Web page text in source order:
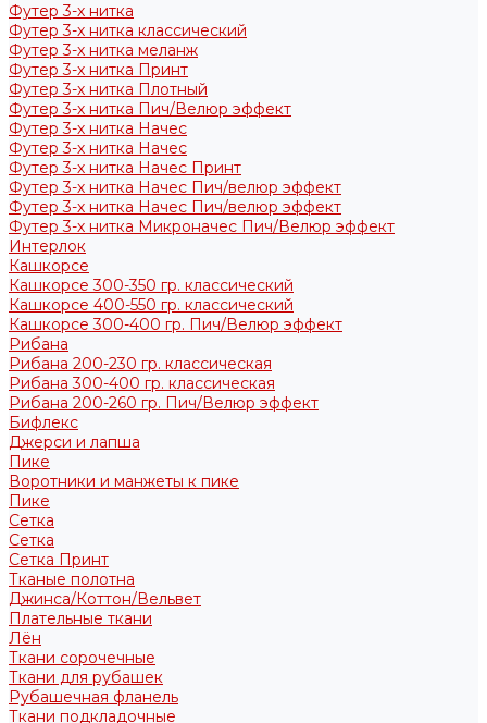
Футер 3-х нитка
Футер 3-х нитка классический
Футер 3-х нитка меланж
Футер 3-х нитка Принт
Футер 3-х нитка Плотный
Футер 3-х нитка Пич/Велюр эффект
Футер 3-х нитка Начес
Футер 3-х нитка Начес
Футер 3-х нитка Начес Принт
Футер 3-х нитка Начес Пич/велюр эффект
Футер 3-х нитка Начес Пич/велюр эффект
Футер 3-х нитка Микроначес Пич/Велюр эффект
Интерлок
Кашкорсе
Кашкорсе 300-350 гр. классический
Кашкорсе 400-550 гр. классический
Кашкорсе 300-400 гр. Пич/Велюр эффект
Рибана
Рибана 200-230 гр. классическая
Рибана 300-400 гр. классическая
Рибана 200-260 гр. Пич/Велюр эффект
Бифлекс
Джерси и лапша
Пике
Воротники и манжеты к пике
Пике
Сетка
Сетка
Сетка Принт
Тканые полотна
Джинса/Коттон/Вельвет
Плательные ткани
Лён
Ткани сорочечные
Ткани для рубашек
Рубашечная фланель
Ткани подкладочные